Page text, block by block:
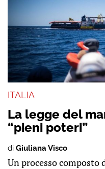
ITALIA
La legge del
“pieni poteri”
di Giuliana Visco
Un processo composto